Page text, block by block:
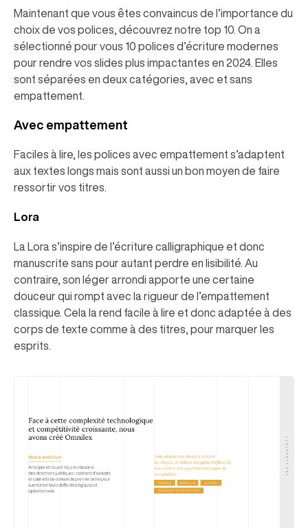
Maintenant que vous êtes convaincus de l’importance du
choix de vos polices, découvrez notre top 10. On a
sélectionné pour vous 10 polices d’écriture modernes
pour rendre vos slides plus impactantes en 2024. Elles
sont séparées en deux catégories, avec et sans
empattement.
Avec empattement
Faciles à lire, les polices avec empattement s’adaptent
aux textes longs mais sont aussi un bon moyen de faire
ressortir vos titres.
Lora
La Lora s’inspire de l’écriture calligraphique et donc
manuscrite sans pour autant perdre en lisibilité. Au
contraire, son léger arrondi apporte une certaine
douceur qui rompt avec la rigueur de l’empattement
classique. Cela la rend facile à lire et donc adaptée à des
corps de texte comme à des titres, pour marquer les
esprits.